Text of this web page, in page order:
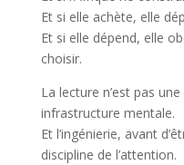
Et si elle achète, elle
Et si elle dépend, elle
choisir.
La lecture n’est pas
infrastructure mentale.
Et l’ingénierie, avant
discipline de l’attention.